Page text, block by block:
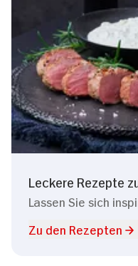
Leckere Rezepte
Lassen Sie sich
Zu den Rezepten